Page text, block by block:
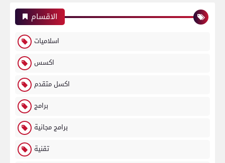
الاقسام
اسلاميات
اكسس
اكسل متقدم
برامج
برامج مجانية
تقنية